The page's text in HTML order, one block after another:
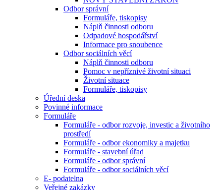
Odbor správní
Formuláře, tiskopisy
Náplň činnosti odboru
Odpadové hospodářství
Informace pro snoubence
Odbor sociálních věcí
Náplň činnosti odboru
Pomoc v nepříznivé životní situaci
Životní situace
Formuláře, tiskopisy
Úřední deska
Povinné informace
Formuláře
Formuláře - odbor rozvoje, investic a životního
prostředí
Formuláře - odbor ekonomiky a majetku
Formuláře - stavební úřad
Formuláře - odbor správní
Formuláře - odbor sociálních věcí
E- podatelna
Veřejné zakázky